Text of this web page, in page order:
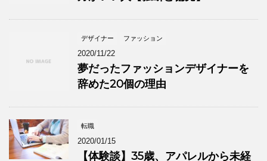
デザイナー ファッション
2020/11/22
夢だったファッションデザイナーを
辞めた20個の理由
転職
2020/01/15
【体験談】35歳、アパレルから未経